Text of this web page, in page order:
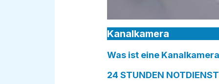
Kanalkamera
Was ist eine
24 STUNDEN